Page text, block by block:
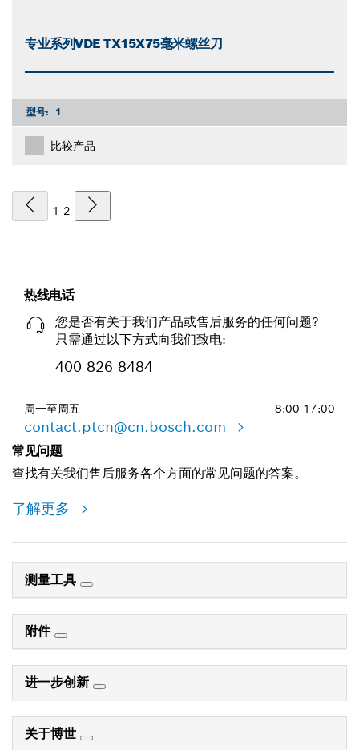
专业系列VDE TX15X75毫米螺丝刀
型号: 1
比较产品
1 2
热线电话
您是否有关于我们产品或售后服务的任何问题?
只需通过以下方式向我们致电:
400 826 8484
周一至周五 8:00-17:00
contact.ptcn@cn.bosch.com
常见问题
查找有关我们售后服务各个方面的常见问题的答案。
了解更多
测量工具
附件
进一步创新
关于博世